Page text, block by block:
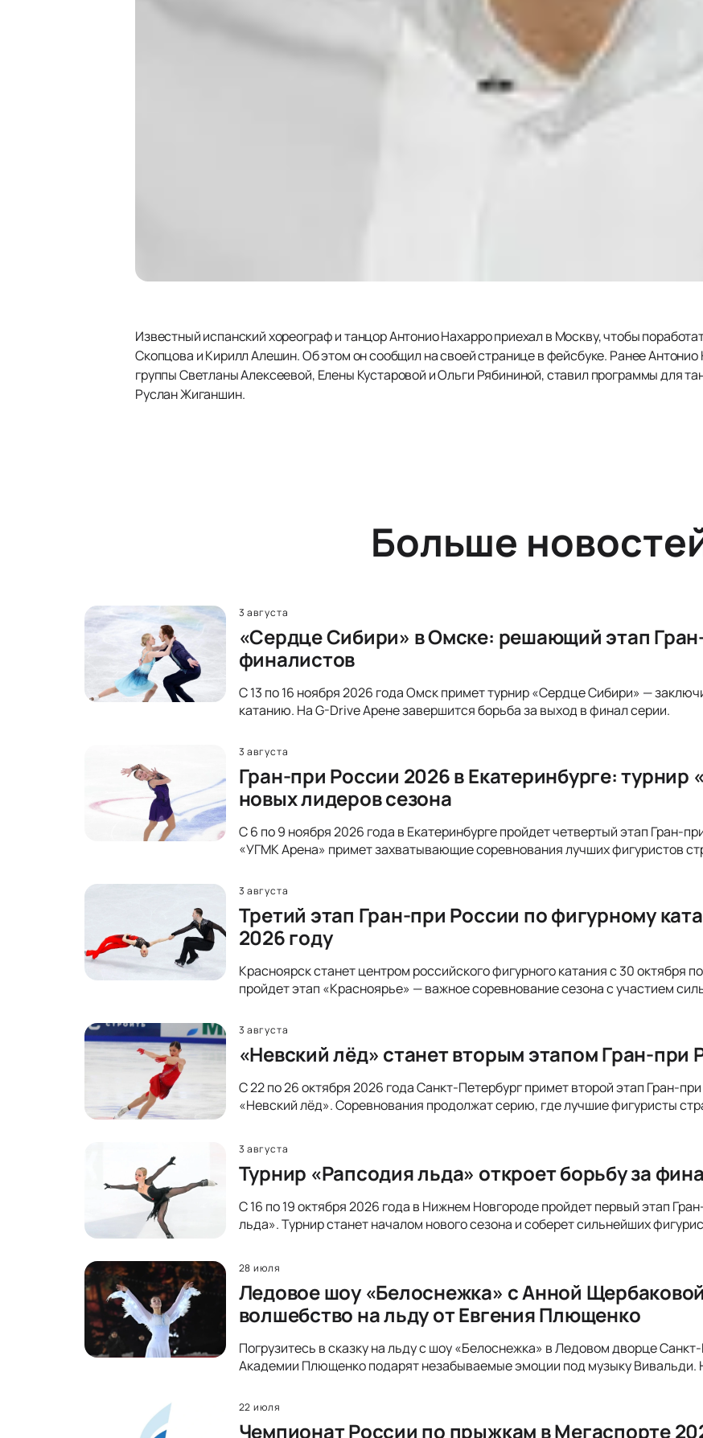
Известный испанский хореограф и танцор Антонио Нахарро приехал в Москву, чтобы
Скопцова и Кирилл Алешин. Об этом он сообщил на своей странице в фейсбуке. Ранее
группы Светланы Алексеевой, Елены Кустаровой и Ольги Рябининой, ставил программы для
Руслан Жиганшин.
Больше
3 августа
«Сердце Сибири» в Омске: решающий этап
финалистов
С 13 по 16 ноября 2026 года Омск примет турнир «Сердце Сибири» —
катанию. На G-Drive Арене завершится борьба за выход в финал серии.
3 августа
Гран-при России 2026 в Екатеринбурге:
новых лидеров сезона
С 6 по 9 ноября 2026 года в Екатеринбурге пройдет четвертый этап Гран-
«УГМК Арена» примет захватывающие соревнования лучших фигуристов
3 августа
Третий этап Гран-при России по фигурному
2026 году
Красноярск станет центром российского фигурного катания с 30 октября
пройдет этап «Красноярье» — важное соревнование сезона с участием
3 августа
«Невский лёд» станет вторым этапом Гран-
С 22 по 26 октября 2026 года Санкт-Петербург примет второй этап Гран-
«Невский лёд». Соревнования продолжат серию, где лучшие фигуристы
3 августа
Турнир «Рапсодия льда» откроет борьбу за
С 16 по 19 октября 2026 года в Нижнем Новгороде пройдет первый этап
льда». Турнир станет началом нового сезона и соберет сильнейших
28 июля
Ледовое шоу «Белоснежка» с Анной
волшебство на льду от Евгения Плющенко
Погрузитесь в сказку на льду с шоу «Белоснежка» в Ледовом дворце
Академии Плющенко подарят незабываемые эмоции под музыку Вивальди.
22 июля
Чемпионат России по прыжкам в Мегаспорте